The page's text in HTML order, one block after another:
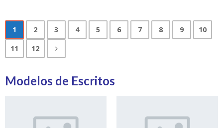
1 2 3 4 5 6 7 8 9
10
11
12
Modelos de Escritos